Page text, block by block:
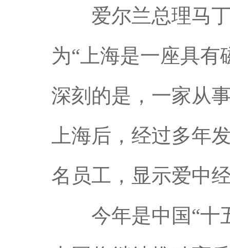
爱尔兰总理马丁
为“上海是一座具
深刻的是，一家从
上海后，经过多年
名员工，显示爱中
今年是中国“十五